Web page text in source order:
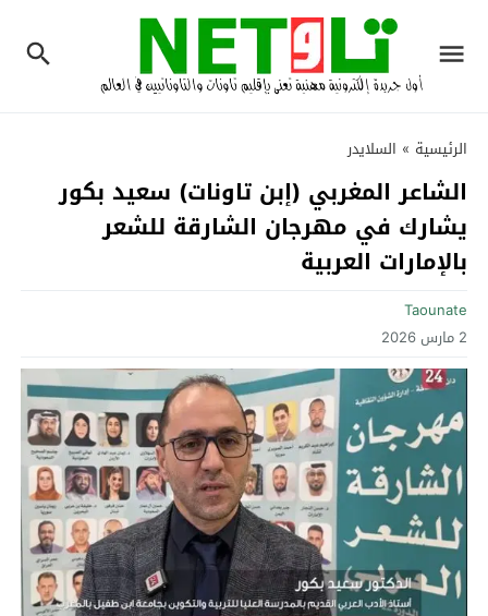
الرئيسية » السلايدر
الشاعر المغربي (إبن تاونات) سعيد بكور
يشارك في مهرجان الشارقة للشعر
بالإمارات العربية
Taounate
2 مارس 2026